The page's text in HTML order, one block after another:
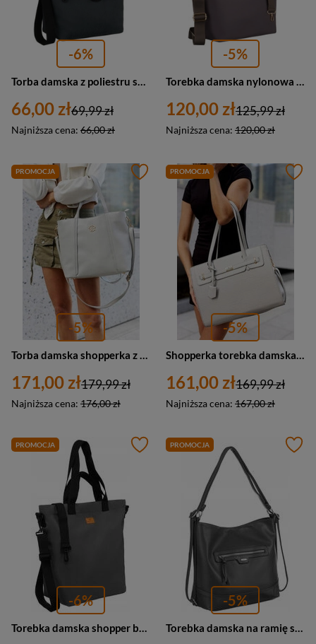
-6%
Torba damska z poliestru shopper Rovicky R-TZ15605-ZJ duża A4 szara
66,00 zł
Najniższa cena: 66,00 zł
69,99 zł
-5%
Torebka damska nylonowa shopper z paskiem regulowanym Peterson JN-10 duża A4 szara
120,00 zł
Najniższa cena: 120,00 zł
125,99 zł
PROMOCJA
-5%
171,00 zł
Najniższa cena: 176,00 zł
179,99 zł
PROMOCJA
-5%
161,00 zł
Najniższa cena: 167,00 zł
169,99 zł
PROMOCJA
-6%
Torebka damska shopper bag materiałowy z poliestru szary - Rovicky R-TZ15605
PROMOCJA
-5%
Torebka damska na ramię szara ze skóry ekologicznej - Rovicky R-073-02